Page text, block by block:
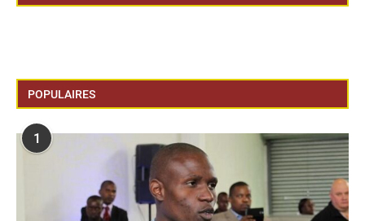
POPULAIRES
1